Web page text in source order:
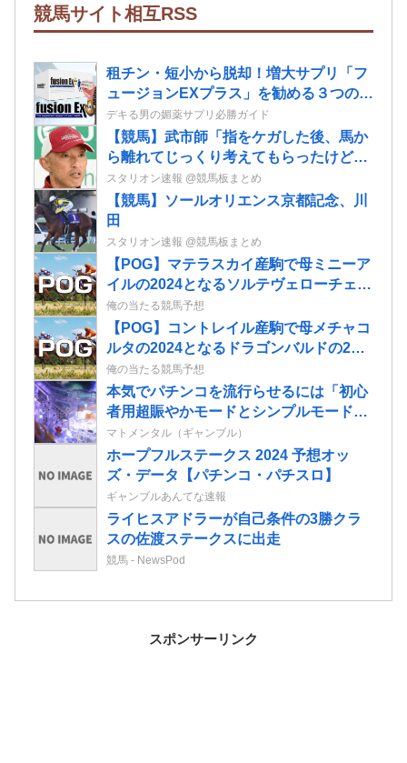
競馬サイト相互RSS
租チン・短小から脱却！増大サプリ‎「フ
ュージョンEXプラス」を勧める３つのポ
イント
デキる男の媚薬サプリ必勝ガイド
【競馬】武市師「指をケガした後、馬か
ら離れてじっくり考えてもらったけど心
も折れてしまった様子」大江原比呂騎手
引退にて
スタリオン速報 @競馬板まとめ
【競馬】ソールオリエンス京都記念、川
田
スタリオン速報 @競馬板まとめ
【POG】マテラスカイ産駒で母ミニーア
イルの2024となるソルテヴェローチェの
2歳情報
俺の当たる競馬予想
【POG】コントレイル産駒で母メチャコ
ルタの2024となるドラゴンバルドの2歳
情報
俺の当たる競馬予想
本気でパチンコを流行らせるには「初心
者用超賑やかモードとシンプルモード搭
載」「コテスタフェアスタなんでもいい
からボーダー3維持」この2つだけでいい
と思う
マトメンタル（ギャンブル）
ホープフルステークス 2024 予想オッ
ズ・データ【パチンコ・パチスロ】
ギャンブルあんてな速報
ライヒスアドラーが自己条件の3勝クラ
スの佐渡ステークスに出走
競馬 - NewsPod
スポンサーリンク